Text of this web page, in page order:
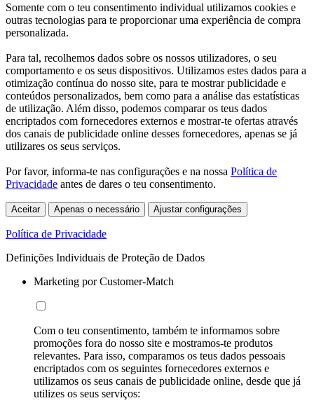
Somente com o teu consentimento individual utilizamos cookies e
outras tecnologias para te proporcionar uma experiência de compra
personalizada.
Para tal, recolhemos dados sobre os nossos utilizadores, o seu
comportamento e os seus dispositivos. Utilizamos estes dados para a
otimização contínua do nosso site, para te mostrar publicidade e
conteúdos personalizados, bem como para a análise das estatísticas
de utilização. Além disso, podemos comparar os teus dados
encriptados com fornecedores externos e mostrar-te ofertas através
dos canais de publicidade online desses fornecedores, apenas se já
utilizares os seus serviços.
Por favor, informa-te nas configurações e na nossa Política de
Privacidade antes de dares o teu consentimento.
Aceitar Apenas o necessário Ajustar configurações
Política de Privacidade
Definições Individuais de Proteção de Dados
Marketing por Customer-Match
Com o teu consentimento, também te informamos sobre
promoções fora do nosso site e mostramos-te produtos
relevantes. Para isso, comparamos os teus dados pessoais
encriptados com os seguintes fornecedores externos e
utilizamos os seus canais de publicidade online, desde que já
utilizes os seus serviços: